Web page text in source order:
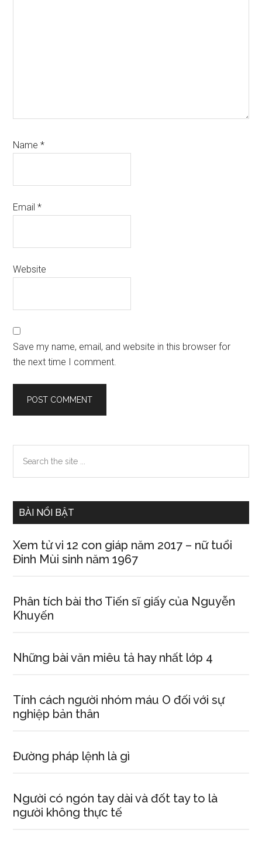
Name*
Email*
Website
Save my name, email, and website in this browser for
the next time I comment.
Primary
Sidebar
the
BÀI NỔI BẬT
Xem tử vi 12 con giáp năm 2017 – nữ tuổi
Đinh Mùi sinh năm 1967
Phân tích bài thơ Tiến sĩ giấy của Nguyễn
Khuyến
Những bài văn miêu tả hay nhất lớp 4
Tính cách người nhóm máu O đối với sự
nghiệp bản thân
Đường pháp lệnh là gì
Người có ngón tay dài và đốt tay to là
người không thực tế